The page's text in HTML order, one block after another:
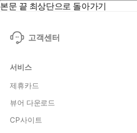
본문 끝 최상단으로 돌아가기
고객센터
서비스
제휴카드
뷰어 다운로드
CP사이트